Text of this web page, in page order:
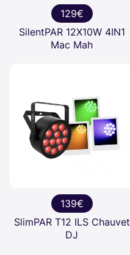
129€
SilentPAR 12X10W 4IN1
Mac Mah
139€
SlimPAR T12 ILS Chauvet
DJ